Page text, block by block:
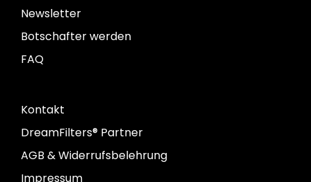
Newsletter
Botschafter werden
FAQ
Kontakt
DreamFilters® Partner
AGB & Widerrufsbelehrung
Impressum